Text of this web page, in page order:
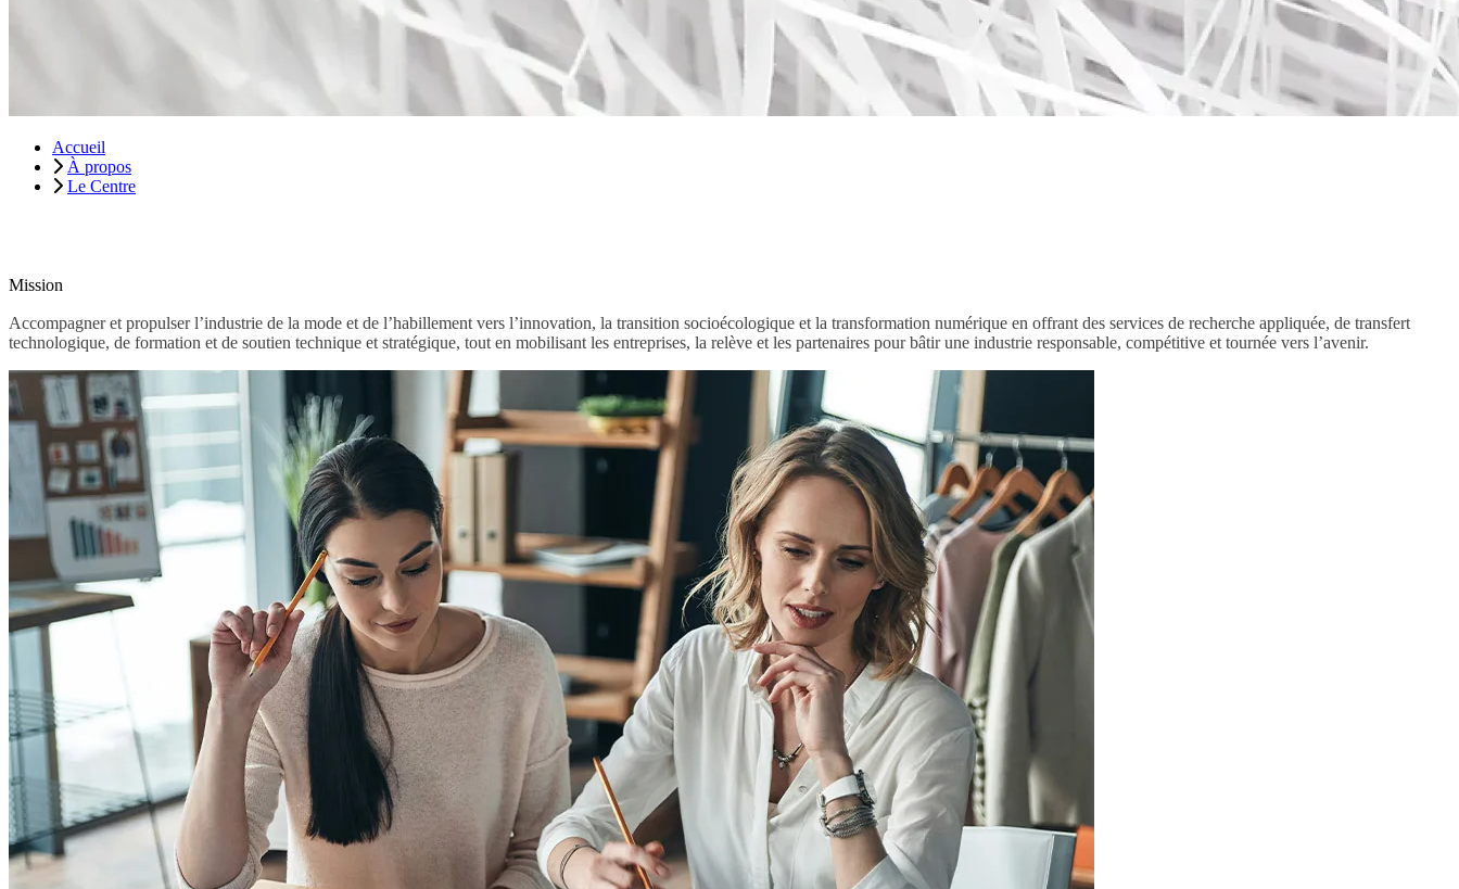
Accueil
À propos
Le Centre
Mission
Accompagner et propulser l’industrie de la mode et de l’habillement vers l’innovation, la transition socioécologique et la transformation numérique en offrant des services de recherche appliquée, de transfert
technologique, de formation et de soutien technique et stratégique, tout en mobilisant les entreprises, la relève et les partenaires pour bâtir une industrie responsable, compétitive et tournée vers l’avenir.